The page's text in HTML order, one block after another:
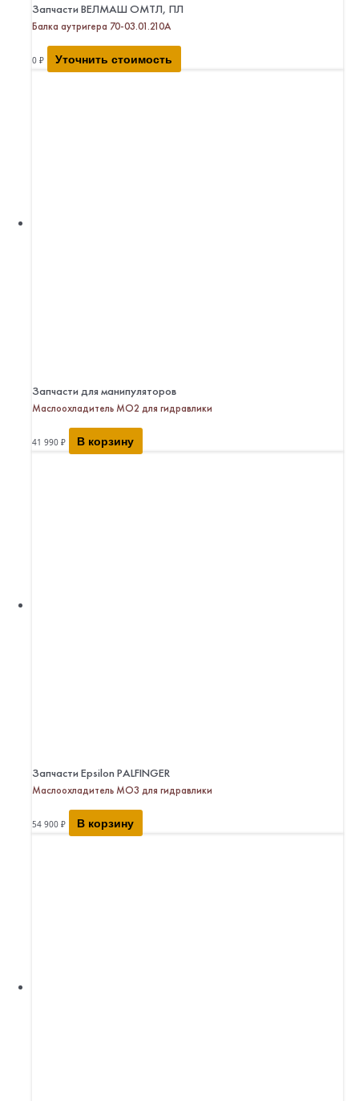
Запчасти ВЕЛМАШ ОМТЛ, ПЛ
Балка аутригера 70-03.01.210А
0 ₽ Уточнить стоимость
Запчасти для манипуляторов
Маслоохладитель МО2 для гидравлики
41 990 ₽ В корзину
Запчасти Epsilon PALFINGER
Маслоохладитель МО3 для гидравлики
54 900 ₽ В корзину